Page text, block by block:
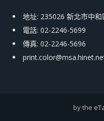
地址: 235026 新北市中
電話: 02-2246-5699
傳真: 02-2246-5696
by the